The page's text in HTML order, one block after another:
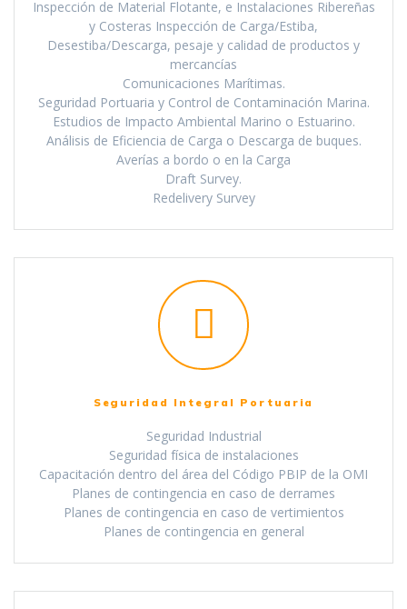
Inspección de Material Flotante, e Instalaciones Ribereñas
y Costeras Inspección de Carga/Estiba,
Desestiba/Descarga, pesaje y calidad de productos y
mercancías
Comunicaciones Marítimas.
Seguridad Portuaria y Control de Contaminación Marina.
Estudios de Impacto Ambiental Marino o Estuarino.
Análisis de Eficiencia de Carga o Descarga de buques.
Averías a bordo o en la Carga
Draft Survey.
Redelivery Survey
Seguridad Integral Portuaria
Seguridad Industrial
Seguridad física de instalaciones
Capacitación dentro del área del Código PBIP de la OMI
Planes de contingencia en caso de derrames
Planes de contingencia en caso de vertimientos
Planes de contingencia en general